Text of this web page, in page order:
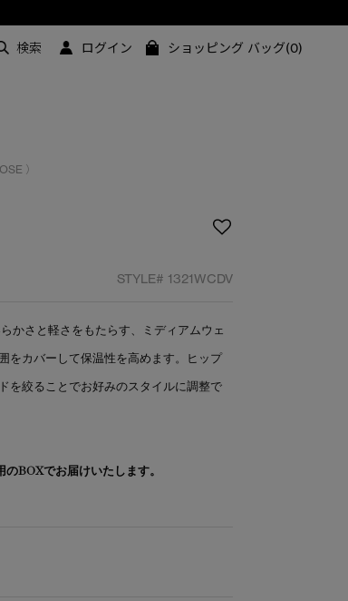
検索 ログイン ショッピング バッグ(0)
）
STYLE# 1321WCDV
かさと軽さをもたらす、ミディアムウェ
をカバーして保温性を高めます。ヒップ
を絞ることでお好みのスタイルに調整で
BOXでお届けいたします。